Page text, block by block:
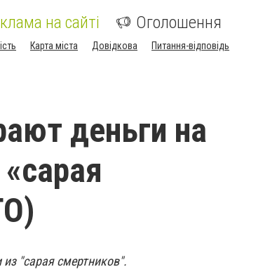
на сайті Оголошення
Карта міста Довідкова Питання-відповідь
деньги на
"сарая смертников".